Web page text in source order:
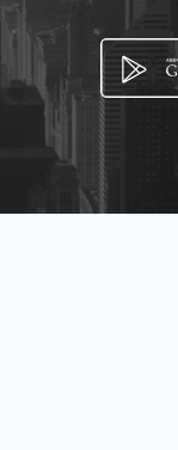
ศาลาก
เผือก ถ
Chiang